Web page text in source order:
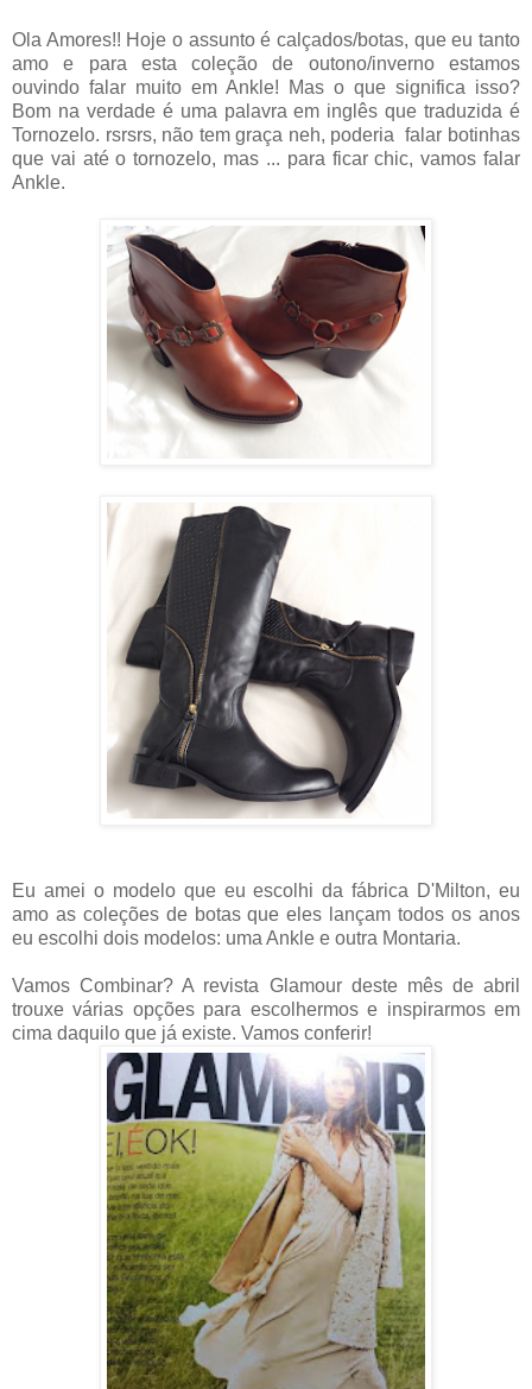
Ola Amores!! Hoje o assunto é calçados/botas, que eu tanto
amo e para esta coleção de outono/inverno estamos
ouvindo falar muito em Ankle! Mas o que significa isso?
Bom na verdade é uma palavra em inglês que traduzida é
Tornozelo. rsrsrs, não tem graça neh, poderia falar botinhas
que vai até o tornozelo, mas ... para ficar chic, vamos falar
Ankle.
Eu amei o modelo que eu escolhi da fábrica D'Milton, eu
amo as coleções de botas que eles lançam todos os anos
eu escolhi dois modelos: uma Ankle e outra Montaria.
Vamos Combinar? A revista Glamour deste mês de abril
trouxe várias opções para escolhermos e inspirarmos em
cima daquilo que já existe. Vamos conferir!